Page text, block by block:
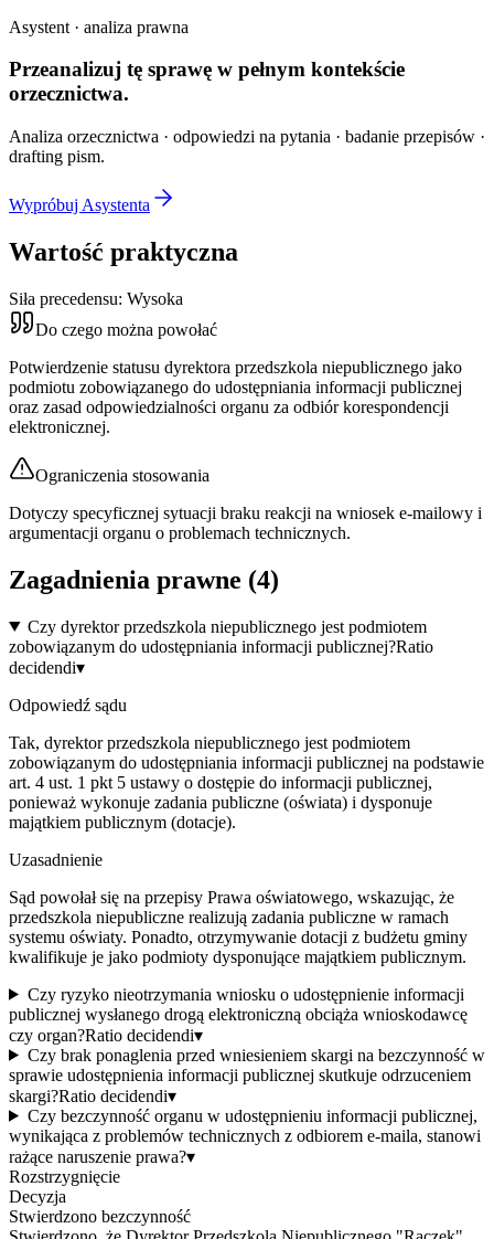
Asystent · analiza prawna
Przeanalizuj tę sprawę w pełnym kontekście
orzecznictwa.
Analiza orzecznictwa · odpowiedzi na pytania · badanie przepisów ·
drafting pism.
Wypróbuj Asystenta
Wartość praktyczna
Siła precedensu: Wysoka
Do czego można powołać
Potwierdzenie statusu dyrektora przedszkola niepublicznego jako
podmiotu zobowiązanego do udostępniania informacji publicznej
oraz zasad odpowiedzialności organu za odbiór korespondencji
elektronicznej.
Ograniczenia stosowania
Dotyczy specyficznej sytuacji braku reakcji na wniosek e-mailowy i
argumentacji organu o problemach technicznych.
Zagadnienia prawne (4)
Czy dyrektor przedszkola niepublicznego jest podmiotem
zobowiązanym do udostępniania informacji publicznej?Ratio
decidendi▾
Odpowiedź sądu
Tak, dyrektor przedszkola niepublicznego jest podmiotem
zobowiązanym do udostępniania informacji publicznej na podstawie
art. 4 ust. 1 pkt 5 ustawy o dostępie do informacji publicznej,
ponieważ wykonuje zadania publiczne (oświata) i dysponuje
majątkiem publicznym (dotacje).
Uzasadnienie
Sąd powołał się na przepisy Prawa oświatowego, wskazując, że
przedszkola niepubliczne realizują zadania publiczne w ramach
systemu oświaty. Ponadto, otrzymywanie dotacji z budżetu gminy
kwalifikuje je jako podmioty dysponujące majątkiem publicznym.
Czy ryzyko nieotrzymania wniosku o udostępnienie informacji
publicznej wysłanego drogą elektroniczną obciąża wnioskodawcę
czy organ?Ratio decidendi▾
Czy brak ponaglenia przed wniesieniem skargi na bezczynność w
sprawie udostępnienia informacji publicznej skutkuje odrzuceniem
skargi?Ratio decidendi▾
Czy bezczynność organu w udostępnieniu informacji publicznej,
wynikająca z problemów technicznych z odbiorem e-maila, stanowi
rażące naruszenie prawa?▾
Rozstrzygnięcie
Decyzja
Stwierdzono bezczynność